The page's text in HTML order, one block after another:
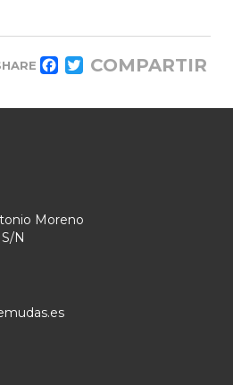
FACEBOOK
TWITTER
COMPARTIR
Moreno
N